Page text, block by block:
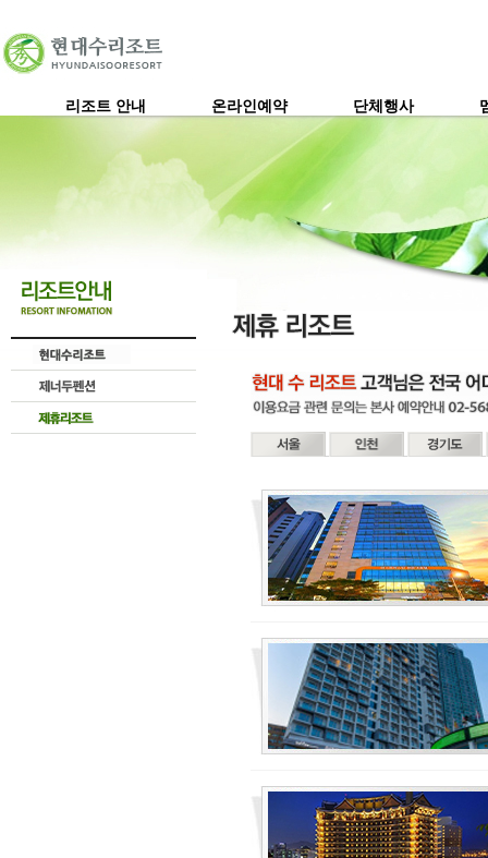
리조트 안내 온라인예약 단체행사